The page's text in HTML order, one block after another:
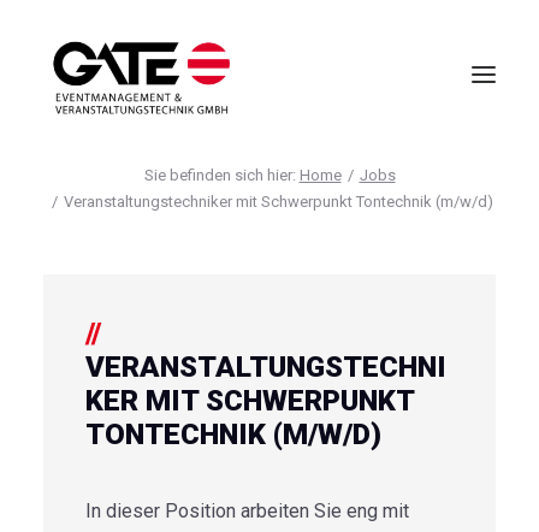
VIRTUELLE EVENTS
TECHNIK
HOTELLERIE
UNTERNEHMEN
ANFRAGE
Home
Jobs
Veranstaltungstechniker mit Schwerpunkt Tontechnik (m/w/d)
VERANSTALTUNGSTECHNI
KER MIT SCHWERPUNKT
TONTECHNIK (M/W/D)
In dieser Position arbeiten Sie eng mit